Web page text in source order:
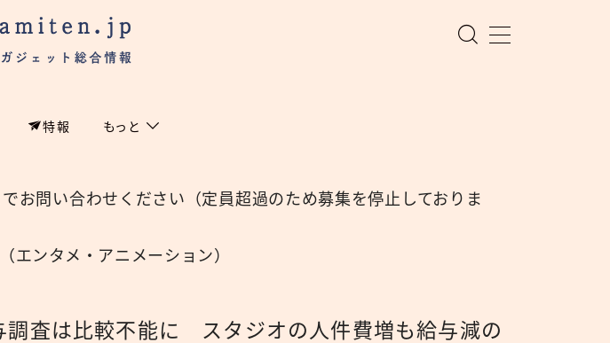
特報 もっと
集
経済
お問い合わせください（定員超過のため募集を停止しておりま
エンタメ・アニメーション）
調査は比較不能に スタジオの人件費増も給与減の